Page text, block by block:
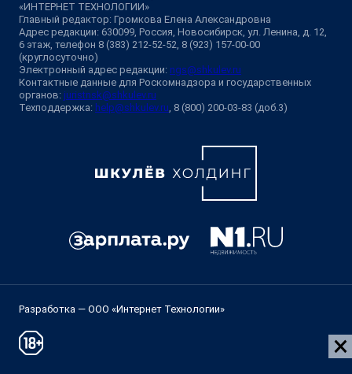
«ИНТЕРНЕТ ТЕХНОЛОГИИ»
Главный редактор: Громкова Елена Александровна
Адрес редакции: 630099, Россия, Новосибирск, ул. Ленина, д. 12,
6 этаж, телефон 8 (383) 212-52-52, 8 (923) 157-00-00
(круглосуточно)
Электронный адрес редакции: ngs@shkulev.ru
Контактные данные для Роскомнадзора и государственных
органов: juristnsk@shkulev.ru
Техподдержка: help@shkulev.ru , 8 (800) 200-03-83 (доб.3)
Разработка — ООО «Интернет Технологии»